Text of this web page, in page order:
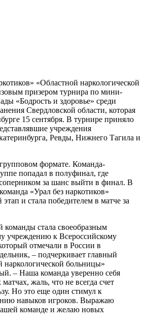
«Областной наркологической
призером турнира по мини-
«Бодрость и здоровье» среди
Свердловской области, которая
15 сентября. В турнире приняло
учреждения
Ревды, Нижнего Тагила и
формате. Команда-
попадал в полуфинал, где
за шанс выйти в финал. В
«Урал без наркотиков»
и стала победителем в матче за
команды стала своеобразным
учреждению к Всероссийскому
отмечали в России в
– подчеркивает главный
наркологической больницы»
– Наша команда уверенно себя
матчах, жаль, что не всегда счет
Но это еще один стимул к
навыков игроков. Выражаю
команде и желаю новых